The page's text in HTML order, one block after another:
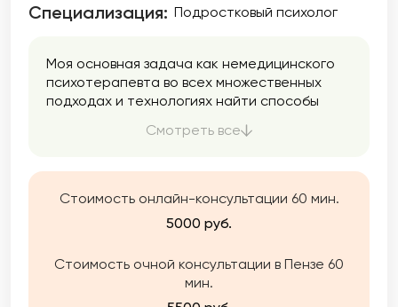
Специализация: Подростковый психолог
Моя основная задача как немедицинского
психотерапевта во всех множественных
подходах и технологиях найти способы
Вам внести изменения в свою жизнь в
оптимальные методы в зависимости от
запроса клиента — консультации,
психотерапевтические подходы,
образную терапию, в которой органично
сочетаются элементы психоанализа,
Смотреть все
Стоимость онлайн-консультации 60 мин.
5000 руб.
Стоимость очной консультации в Пензе 60
мин.